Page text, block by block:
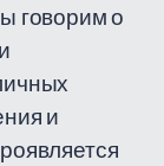
говорим о
и